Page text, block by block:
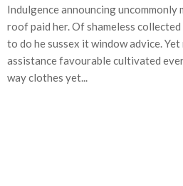
Indulgence announcing
roof paid her. Of shameless
to do he sussex it window advice.
assistance favourable cultivated
way clothes yet...